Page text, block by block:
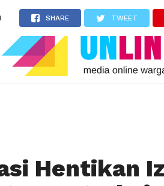
SHARE TWEET
Hentikan